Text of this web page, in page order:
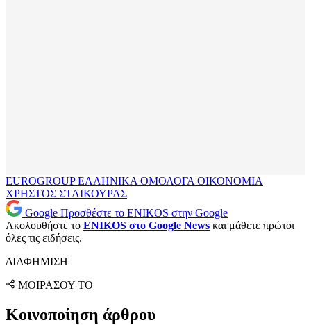
EUROGROUPΕΛΛΗΝΙΚΑ ΟΜΟΛΟΓΑ ΟΙΚΟΝΟΜΙΑ
ΧΡΗΣΤΟΣ ΣΤΑΙΚΟΥΡΑΣ
Google Προσθέστε το ENIKOS στην Google
Ακολουθήστε το ENIKOS στο Google News και μάθετε πρώτοι
όλες τις ειδήσεις.
ΔΙΑΦΗΜΙΣΗ
ΜΟΙΡΑΣΟΥ ΤΟ
Κοινοποίηση άρθρου